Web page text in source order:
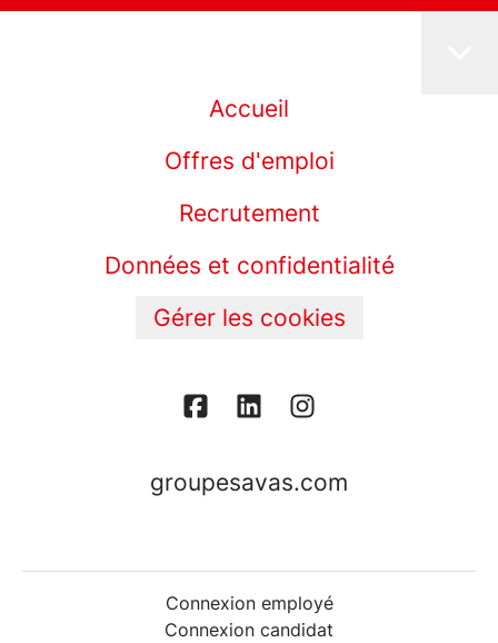
Accueil
Offres d'emploi
Recrutement
Données et confidentialité
Gérer les cookies
groupesavas.com
Connexion employé
Connexion candidat